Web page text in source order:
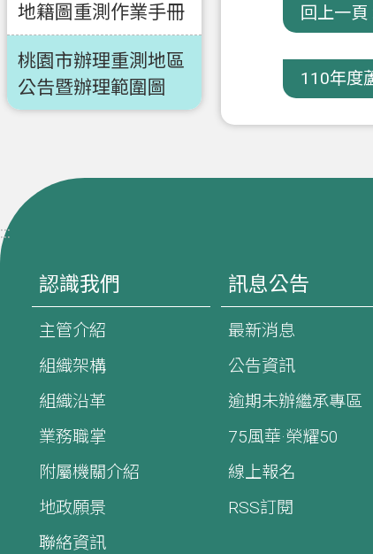
地籍圖重測作業手冊
桃園市辦理重測地區
公告暨辦理範圍圖
回上一頁
110年度
:::
認識我們
主管介紹
組織架構
組織沿革
業務職掌
附屬機關介紹
地政願景
聯絡資訊
訊息公告
最新消息
公告資訊
逾期未辦繼承專區
75風華·榮耀50
線上報名
RSS訂閱